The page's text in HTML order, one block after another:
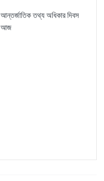
আন্তর্জাতিক তথ্য অধিকার দিবস
আজ